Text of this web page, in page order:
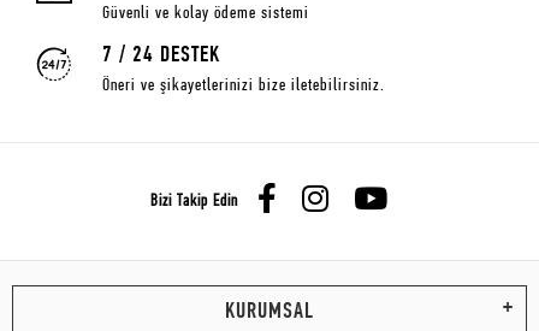
Güvenli ve kolay ödeme sistemi
7 / 24 DESTEK
Öneri ve şikayetlerinizi bize iletebilirsiniz.
Bizi Takip Edin
KURUMSAL